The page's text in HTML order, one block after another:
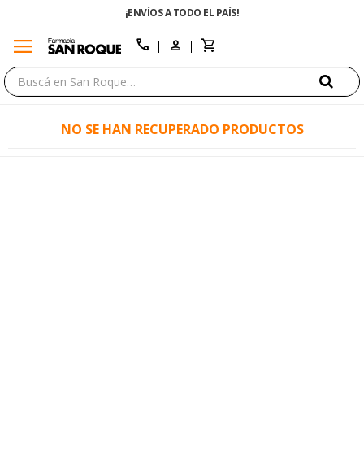
¡ENVÍOS A TODO EL PAÍS!
menu call
NO SE HAN RECUPERADO PRODUCTOS
close